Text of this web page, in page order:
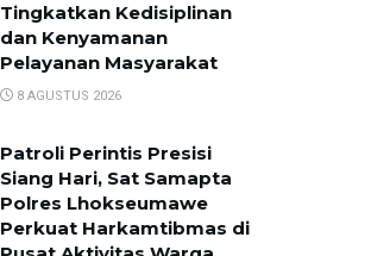
Tingkatkan Kedisiplinan
dan Kenyamanan
Pelayanan Masyarakat
8 AGUSTUS 2026
Patroli Perintis Presisi
Siang Hari, Sat Samapta
Polres Lhokseumawe
Perkuat Harkamtibmas di